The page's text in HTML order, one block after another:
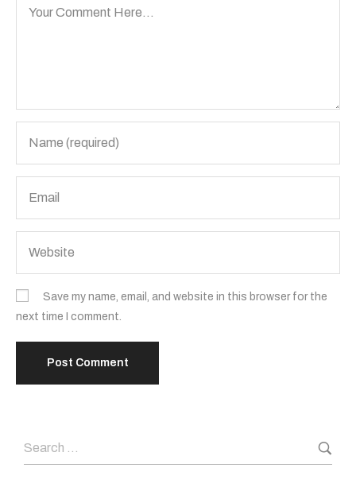
Save my name, email, and website in this browser for the
next time I comment.